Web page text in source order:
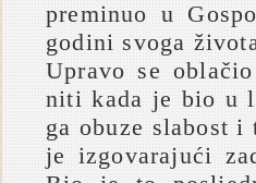
preminuo u
godini svoga
Upravo se
niti kada je bio u
ga obuze slabost
je izgovarajući